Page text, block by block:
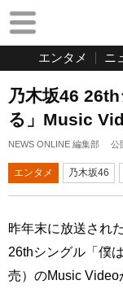
エンタメ ニ
乃木坂46
る」Music
NEWS ONLINE 編集部 公
エンタメ 乃木坂46
昨年末に放送され
26thシングル「僕
売）のMusic Video